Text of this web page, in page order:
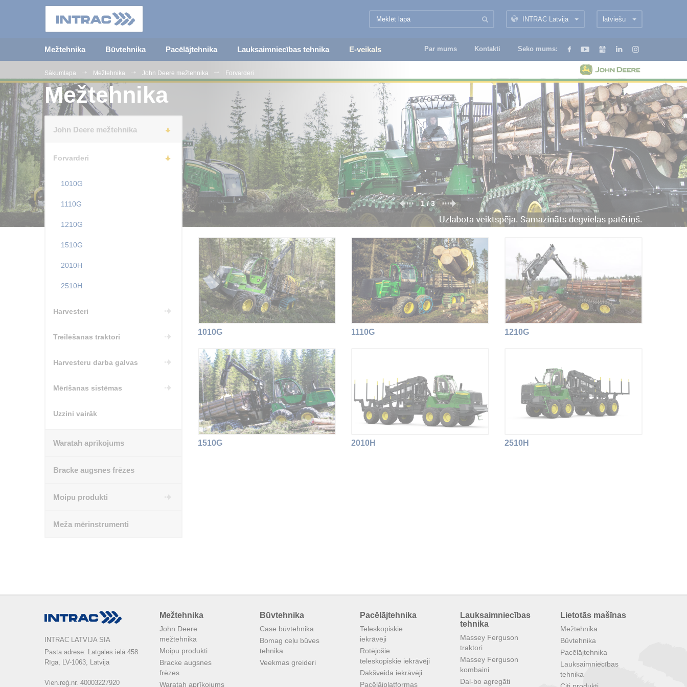
latviešu
INTRAC Latvija
Mežtehnika Būvtehnika Pacēlājtehnika Lauksaimniecības tehnika E-veikals Par mums Kontakti Seko mums:
Sākumlapa Mežtehnika John Deere mežtehnika Forvarderi
Mežtehnika
2 / 3
1010G 1110G 1210G
1510G 2010H 2510H
John Deere mežtehnika
Forvarderi
1010G
1110G
1210G
1510G
2010H
2510H
Harvesteri
Treilēšanas traktori
Harvesteru darba galvas
Mērīšanas sistēmas
Uzzini vairāk
Waratah aprīkojums
Bracke augsnes frēzes
Moipu produkti
Meža mērinstrumenti
INTRAC LATVIJA SIA
Pasta adrese: Latgales ielā 458
Rīga, LV-1063, Latvija
Vien.reģ.nr. 40003227920
Mežtehnika
John Deere
mežtehnika
Moipu produkti
Bracke augsnes
frēzes
Waratah aprīkojums
Būvtehnika
Case būvtehnika
Bomag ceļu būves
tehnika
Veekmas greideri
Pacēlājtehnika
Teleskopiskie
iekrāvēji
Rotējošie
teleskopiskie iekrāvēji
Dakšveida iekrāvēji
Pacēlājplatformas
Lauksaimniecības
tehnika
Massey Ferguson
traktori
Massey Ferguson
kombaini
Dal-bo agregāti
Lietotās mašīnas
Mežtehnika
Būvtehnika
Pacēlājtehnika
Lauksaimniecības
tehnika